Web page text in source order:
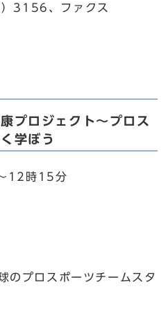
3156、ファクス
プロジェクト～プロス
学ぼう
12時15分
のプロスポーツチームスタ